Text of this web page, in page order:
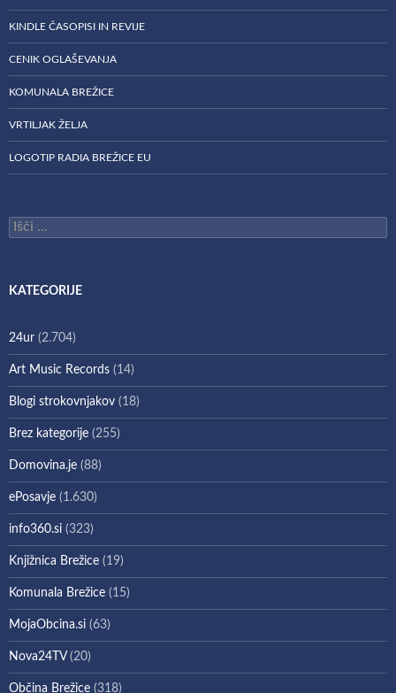
KINDLE ČASOPISI IN REVIJE
CENIK OGLAŠEVANJA
KOMUNALA BREŽICE
VRTILJAK ŽELJA
LOGOTIP RADIA BREŽICE EU
Išči:
KATEGORIJE
24ur (2.704)
Art Music Records (14)
Blogi strokovnjakov (18)
Brez kategorije (255)
Domovina.je (88)
ePosavje (1.630)
info360.si (323)
Knjižnica Brežice (19)
Komunala Brežice (15)
MojaObcina.si (63)
Nova24TV(20)
Občina Brežice (318)